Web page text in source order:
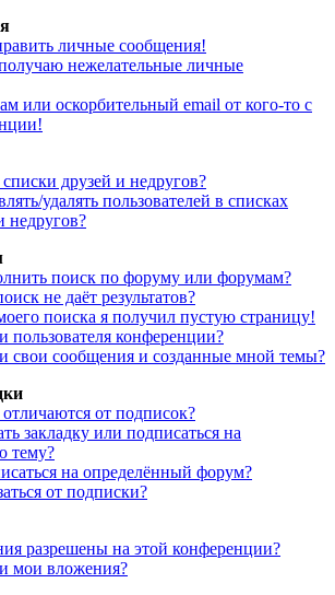
личные сообщения!
нежелательные личные
или оскорбительный email от кого-то с
друзей и недругов?
удалять пользователей в списках
недругов?
поиск по форуму или форумам?
не даёт результатов?
поиска я получил пустую страницу!
пользователя конференции?
свои сообщения и созданные мной темы?
от подписок?
закладку или подписаться на
тему?
на определённый форум?
от подписки?
разрешены на этой конференции?
мои вложения?